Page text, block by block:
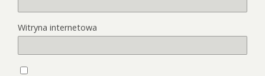
Witryna internetowa